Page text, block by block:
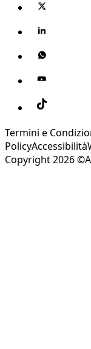
Termini e
PolicyAccessibilità
Copyright 2026